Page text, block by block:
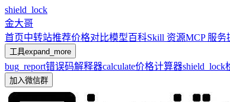
shield_lock
金大哥
首页中转站推荐价格对比模型百科Skill 资源MCP 服务
工具expand_more
bug_report错误码解释器calculate价格计算器shield_lock
加入微信群